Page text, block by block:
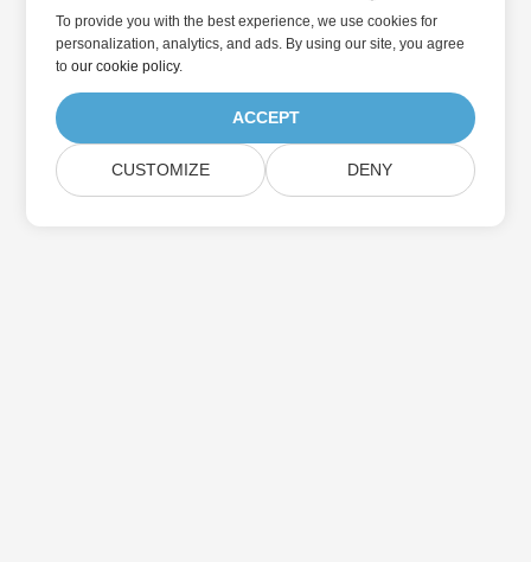
To provide you with the best experience, we use cookies for
personalization, analytics, and ads. By using our site, you agree
toour cookie policy.
ACCEPT
CUSTOMIZE DENY